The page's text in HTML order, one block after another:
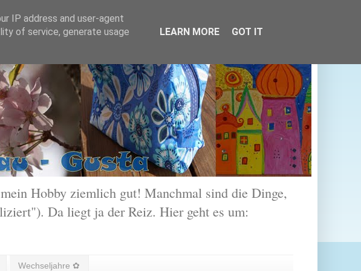
Hobby ziemlich gut! Manchmal sind die Dinge,
Da liegt ja der Reiz. Hier geht es um:
Wechseljahre ✿
IP address and user-agent
of service, generate usage
LEARN MORE GOT IT